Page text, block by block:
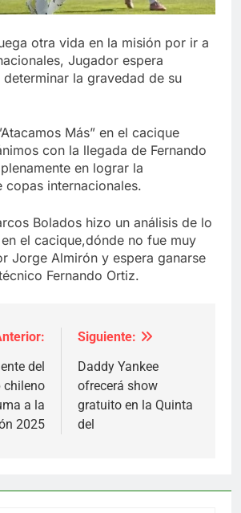
otra vida en la misión por ir a
Jugador espera
determinar la gravedad de su
Más” en el cacique
con la llegada de Fernando
en lograr la
internacionales.
Bolados hizo un análisis de lo
el cacique,dónde no fue muy
Jorge Almirón y espera ganarse
Fernando Ortiz.
del
chileno
a la
2025
Siguiente:
Daddy Yankee
ofrecerá show
gratuito en la Quinta
del